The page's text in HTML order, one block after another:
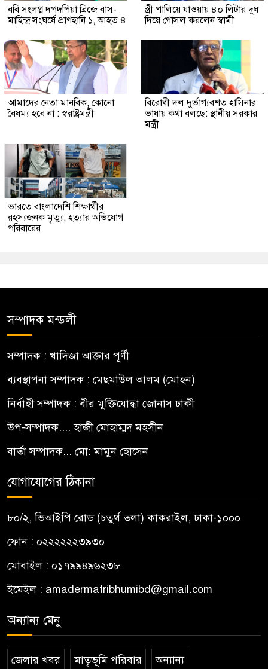
ববি সংলগ্ন দপদপিয়া ব্রিজে বাস-
মাহিন্দ্র সংঘর্ষে প্রাণহানি ১, আহত ৪
স্ত্রী পালিয়ে যাওয়ায় ৪০ লিটার দুধ
দিয়ে গোসল করলেন স্বামী
আমাদের নেতা মানবিক, কোনো
বৈষম্য হবে না : স্বরাষ্ট্রমন্ত্রী
বিরোধী দল দুর্ভাগ্যবশত হাসিনার
ভাষায় কথা বলছে: স্থানীয় সরকার
মন্ত্রী
ভারতে বাংলাদেশি শিক্ষার্থীর
রহস্যজনক মৃত্যু, হত্যার অভিযোগ
পরিবারের
সম্পাদক মন্ডলী
সম্পাদক : খাদিজা আক্তার পূর্ণী
ব্যবস্থাপনা সম্পাদক : মেছমাউল আলম (মোহন)
নির্বাহী সম্পাদক : বীর মুক্তিযোদ্ধা জোনাস ঢাকী
উপ-সম্পাদক.... হাজী মোহাম্মদ মহসীন
বার্তা সম্পাদক... মো: মামুন হোসেন
যোগাযোগের ঠিকানা
৮০/২, ভিআইপি রোড (চতুর্থ তলা) কাকরাইল, ঢাকা-১০০০
ফোন : ০২২২২২২৩৯৩০
মোবাইল : ০১৭৯৯৪৯৬২৩৮
ইমেইল : amadermatribhumibd@gmail.com
অন্যান্য মেনু
জেলার খবর মাতৃভূমি পরিবার অন্যান্য